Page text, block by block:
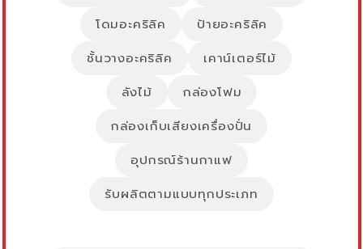
โดมอะคริลิค
ป้ายอะคริลิค
ชั้นวางอะคริลิค
เคาน์เตอร์ไม้
ลังไม้
กล่องโฟม
กล่องเก็บเสียงเครื่องปั่น
อุปกรณ์ร้านกาแฟ
รับผลิตตามแบบทุกประเภท